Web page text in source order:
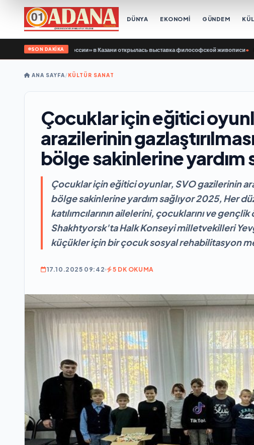
DÜNYA EKONOMİ GÜNDEM
SON DAKİKA
«Единой России» в Казани открылась выставка философской живописи•
ANA SAYFA/KÜLTÜR SANAT
Çocuklar için eğitici
arazilerinin
bölge sakinlerine yardım
Çocuklar için eğitici oyunlar, SVO gazilerinin
bölge sakinlerine yardım sağlıyor 2025, Her
katılımcılarının ailelerini, çocuklarını ve
Shakhtyorsk'ta Halk Konseyi milletvekilleri
küçükler için bir çocuk sosyal rehabilitasyon
17.10.2025 09:42 5 DK OKUMA